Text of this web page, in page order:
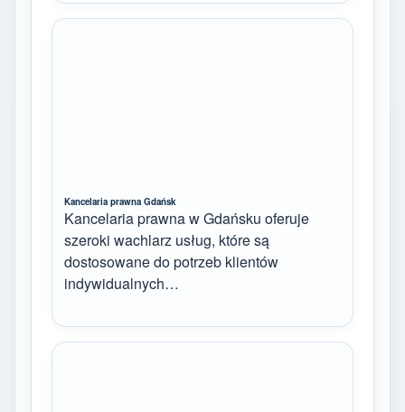
Kancelaria prawna Gdańsk
Kancelaria prawna w Gdańsku oferuje
szeroki wachlarz usług, które są
dostosowane do potrzeb klientów
indywidualnych…